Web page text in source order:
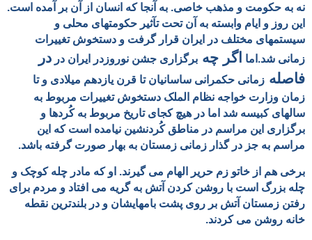
نه به حکومت و مذهب خاصی. به آنجا که انسان از آن بر آمده است.
این روز و ایام وابسته به آن تحت تآثیر حکومتهای محلی و
سیستمهای مختلف در ایران قرار گرفت و دستخوش تغییرات
زمانی شد.اما اگر چه برگزاری جشن نوروزدر ایران در در
فاصله زمانی حکمرانی ساسانيان تا قرن يازدهم ميلادی و تا
زمان وزارت خواجه نظام الملک دستخوش تغییرات مربوط به
سالهای کبیسه شد اما در هیچ کجای تاریخ مربوط به کُردها و
برگزاری این مراسم در مناطق کُردنشین نیامده است که این
مراسم به جز در گذار زمانی زمستان به بهار صورت گرفته باشد.
برخی هم از خاتو زم حریر الهام می گیرند. او که مادر چله کوچک و
چله بزرگ است با روشن کردن آتش به گریه می افتاد و مردم برای
رفتن زمستان آتش بر روی پشت بامهایشان و در بلندترین نقطه
خانه روشن می کردند.